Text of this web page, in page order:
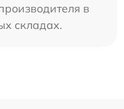
в
складах.